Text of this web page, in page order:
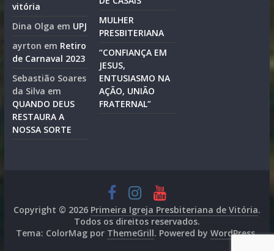
vitória
Dina Olga em UPJ
ayrton em Retiro
de Carnaval 2023
Sebastião Soares
da Silva em
QUANDO DEUS
RESTAURA A
NOSSA SORTE
MULHER
PRESBITERIANA
“CONFIANÇA EM
JESUS,
ENTUSIASMO NA
AÇÃO, UNIÃO
FRATERNAL”
Copyright © 2026 Primeira Igreja Presbiteriana de Vitória.
Todos os direitos reservados.
Tema: ColorMag por ThemeGrill. Powered byWordPress.